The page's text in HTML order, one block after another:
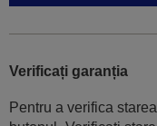
Verificați garanția
Pentru a verifica